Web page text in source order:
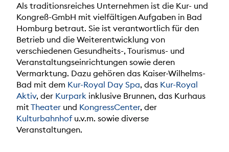
Als traditionsreiches Unternehmen ist die Kur- und
Kongreß-GmbH mit vielfältigen Aufgaben in Bad
Homburg betraut. Sie ist verantwortlich für den
Betrieb und die Weiterentwicklung von
verschiedenen Gesundheits-, Tourismus- und
Veranstaltungseinrichtungen sowie deren
Vermarktung. Dazu gehören das Kaiser-Wilhelms-
Bad mit dem Kur-Royal Day Spa, das Kur-Royal
Aktiv, der Kurpark inklusive Brunnen, das Kurhaus
mitTheater und KongressCenter, der
Kulturbahnhofu.v.m. sowie diverse
Veranstaltungen.